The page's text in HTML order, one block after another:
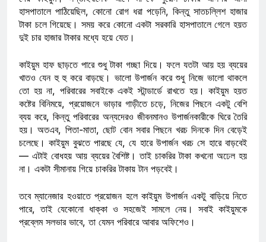
হাসপাতালে পাঠিয়েছিল, কোনো রোগ ধরা পড়েনি, কিন্তু সাতচল্লিশ হাজার
টাকা চলে গিয়েছে। সময় করে কোনো একটা সরকারি হাসপাতালে গেলে হয়ত
দুই চার হাজার টাকার মধ্যে হয়ে যেত।
কাইয়ুম হাফ ছাড়তে পারে শুধু টাকা গচ্ছা দিয়ে। ফলে যতটা আয় হয় ব্যয়ের
খাতও যেন হু হু করে বাড়ছে। ভালো উপার্জন করে শুধু নিজে ভালো থাকলে
তো হয় না, পরিবারের সবাইকে একই স্টান্ডার্ডে রাখতে হয়। কাইয়ুম হয়ত
কষ্টের বিনিময়ে, প্রয়োজনে ভাড়ার গাড়ীতে চড়ে, নিজের পিছনে একটু বেশি
ব্যয় করে, কিন্তু পরিবারের অন্যদেরও জীবনমানও উপার্জনকারীকে ঘিরে তৈরি
হয়। অতএব, পিতা-মাতা, ছোট বোন সবার পিছনে খরচ দিনকে দিন বেড়েই
চলেছে। কাইয়ুম বুঝতে পারছে যে, যে হারে উপার্জন খরচ সে হারে বাড়বেই
— এটাই বোধহয় আয় ব্যয়ের বৈশিষ্ট। তাই চাকরির টাকা কখনো অঢেল হয়
না। একটা সীমানায় গিয়ে চাকরির টাকায় টান পড়বেই।
তবে ম্যানেজার হওয়াতে প্রয়োজন হলে কাইয়ুম উপার্জন একটু বাড়িয়ে নিতে
পারে, তাই যেকোনো ধাক্কা ও সহজেই সামলে নেয়। সবাই কাইয়ুমকে
প্রব্লেম সলভার ভাবে, তা যেমন পরিবারে আবার অফিশেও।